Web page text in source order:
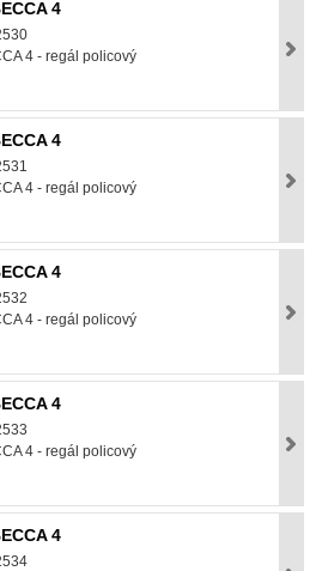
4
4 - regál policový
4
4 - regál policový
4
4 - regál policový
4
4 - regál policový
4